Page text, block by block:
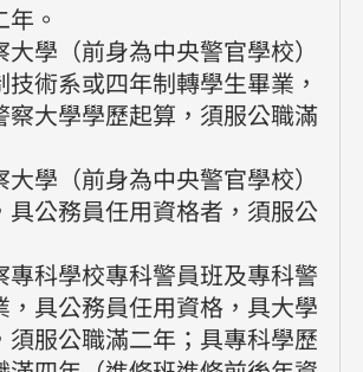
。
學（前身為中央警官學校）
術系或四年制轉學生畢業，
察大學學歷起算，須服公職滿
學（前身為中央警官學校）
具公務員任用資格者，須服公
專科學校專科警員班及專科警
，具公務員任用資格，具大學
須服公職滿二年；具專科學歷